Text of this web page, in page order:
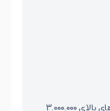
هزینه حمل به عهده خریدار (ارسال برای خریدهای بالای ۳.۰۰۰.۰۰۰